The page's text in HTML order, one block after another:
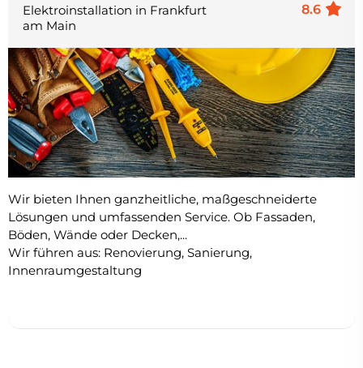
8.6
Elektroinstallation in Frankfurt
am Main
Wir bieten Ihnen ganzheitliche, maßgeschneiderte
Lösungen und umfassenden Service. Ob Fassaden,
Böden, Wände oder Decken,...
Wir führen aus: Renovierung, Sanierung,
Innenraumgestaltung